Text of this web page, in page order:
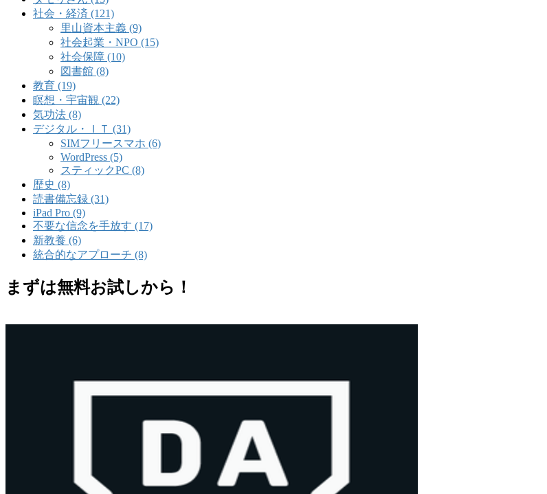
社会・経済 (121)
里山資本主義 (9)
社会起業・NPO (15)
社会保障 (10)
図書館 (8)
教育 (19)
瞑想・宇宙観 (22)
気功法 (8)
デジタル・ＩＴ (31)
SIMフリースマホ (6)
WordPress (5)
スティックPC (8)
歴史 (8)
読書備忘録 (31)
iPad Pro (9)
不要な信念を手放す (17)
新教養 (6)
統合的なアプローチ (8)
まずは無料お試しから！